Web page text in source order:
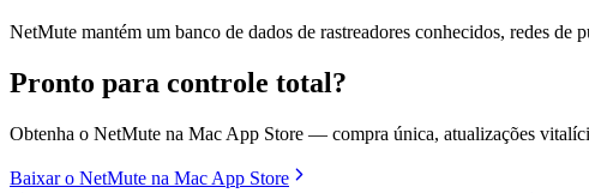
NetMute mantém um banco de dados de rastreadores conhecidos, redes de
Pronto para controle total?
Obtenha o NetMute na Mac App Store — compra única, atualizações
Baixar o NetMute na Mac App Store